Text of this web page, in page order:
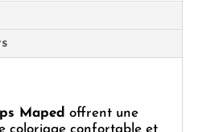
Maped offrent une